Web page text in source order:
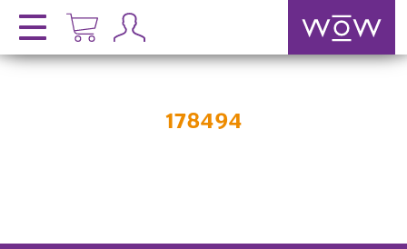
178494